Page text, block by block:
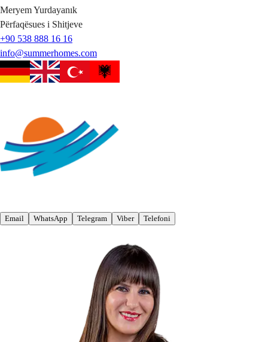
MeryemYurdayanık
Përfaqësues i Shitjeve
+90 538 888 16 16
info@summerhomes.com
Email WhatsApp Telegram Viber Telefoni